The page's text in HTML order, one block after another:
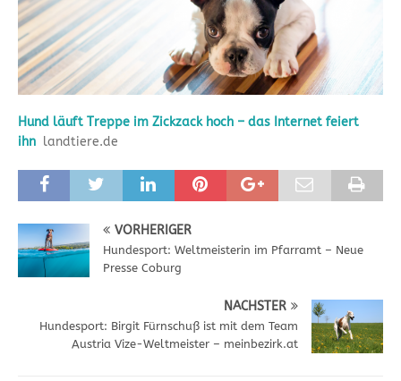
Hund läuft Treppe im Zickzack hoch – das Internet feiert
ihn landtiere.de
VORHERIGER
Hundesport: Weltmeisterin im Pfarramt – Neue
Presse Coburg
NÄCHSTER
Hundesport: Birgit Fürnschuß ist mit dem Team
Austria Vize-Weltmeister – meinbezirk.at